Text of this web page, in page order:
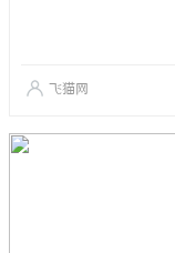
飞猫网